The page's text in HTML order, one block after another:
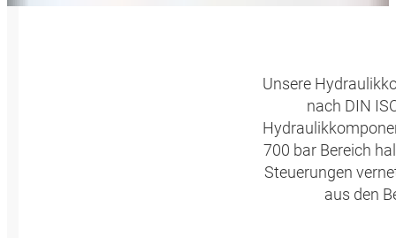
Unsere
nach DIN
700 bar Bereich
Steuerungen
aus den